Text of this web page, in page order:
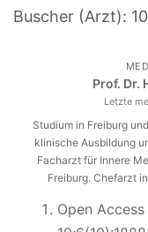
Buscher (Arzt):
Prof. Dr.
Letzte
Studium in Freiburg
klinische Ausbildung
Facharzt für Innere
Freiburg. Chefarzt
Open